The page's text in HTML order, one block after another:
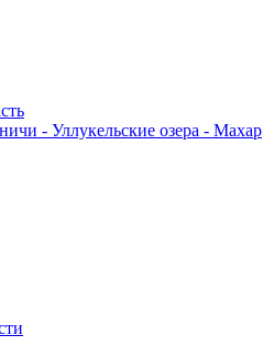
- Уллукельские озера - Махар